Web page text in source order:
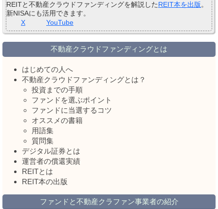
REITと不動産クラウドファンディングを解説した REIT本を出版 。
新NISAにも活用できます。
X YouTube
不動産クラウドファンディングとは
はじめての人へ
不動産クラウドファンディングとは？
投資までの手順
ファンドを選ぶポイント
ファンドに当選するコツ
オススメの書籍
用語集
質問集
デジタル証券とは
運営者の償還実績
REITとは
REIT本の出版
ファンドと不動産クラファン事業者の紹介